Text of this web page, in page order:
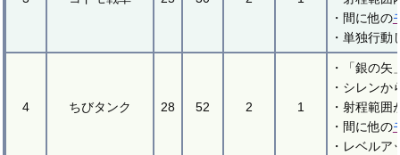
・間に他の
・単独行
4 ちびタンク 28 52 2 1
・「銀の矢
・シレン
・射程範
・間に他の
・レベル